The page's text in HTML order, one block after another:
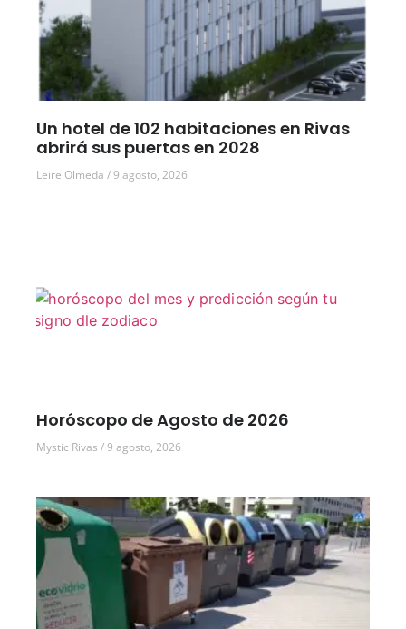
Un hotel de 102 habitaciones en Rivas
abrirá sus puertas en 2028
Leire Olmeda 9 agosto, 2026
Horóscopo de Agosto de 2026
Mystic Rivas 9 agosto, 2026